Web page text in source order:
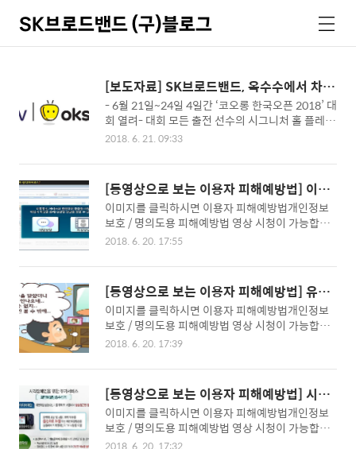
SK브로드밴드 (구)블로그
색
메
뉴
[보도자료] SK브로드밴드, 옥수수에서 차세
대 골프 중계 서비스 선보여
- 6월 21일~24일 4일간 ‘코오롱 한국오픈 2018’ 대
회 열려- 대회 모든 출전 선수의 시그니처 홀 플레이
옥수수 독점 생중계- 선수별 스윙 장면을 다양한 각
드(사장 : 이형희, www.skbroadband.com)는 2
1일부터 24일까지 천안 우정힐스 컨트리클럽(파7
2/7,328야드)에서 열리는 ‘코오롱 한국오픈 2018‘
대회의 특정 장면들을 모바일 동영상 서비스 옥수수
(oksusu)에서 4D Replay 등 새로운 방송기술을
통해 독점 시연하며 빠른 캐치업 서비스를 통해 B tv
회 기간 동안 공동으로 시그니처 홀 플레이를 중계
하며 4D Replay 클립 제공 등 골프팬들을 위한 특
화서비스..
2018. 6. 21. 09:33
[동영상으로 보는 이용자 피해예방법] 이동
통신서비스
이미지를 클릭하시면 이용자 피해예방법개인정보
보호 / 명의도용 피해예방법 영상 시청이 가능합니
다.
2018. 6. 20. 17:55
[동영상으로 보는 이용자 피해예방법] 유료
방송서비스
이미지를 클릭하시면 이용자 피해예방법개인정보
보호 / 명의도용 피해예방법 영상 시청이 가능합니
다.
2018. 6. 20. 17:39
[동영상으로 보는 이용자 피해예방법] 시각
장애인을 위한 서비스 안내
이미지를 클릭하시면 이용자 피해예방법개인정보
보호 / 명의도용 피해예방법 영상 시청이 가능합니
다.
2018. 6. 20. 17:32